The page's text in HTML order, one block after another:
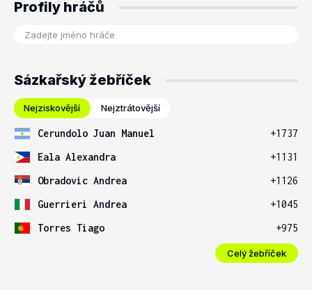
Profily hráčů
Sázkařský žebříček
Nejziskovější Nejztrátovější
Cerundolo Juan Manuel
+1737
Eala Alexandra
+1131
Obradovic Andrea
+1126
Guerrieri Andrea
+1045
Torres Tiago
+975
Celý žebříček